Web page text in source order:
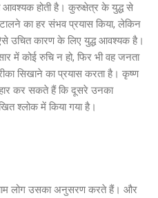
आवश्यक होती है। कुरुक्षेत्र के युद्ध से
का हर संभव प्रयास किया, लेकिन
उचित कारण के लिए युद्ध आवश्यक है।
में कोई रुचि न हो, फिर भी वह जनता
सिखाने का प्रयास करता है। कृष्ण
कर सकते हैं कि दूसरे उनका
श्लोक में किया गया है।
आम लोग उसका अनुसरण करते हैं। और